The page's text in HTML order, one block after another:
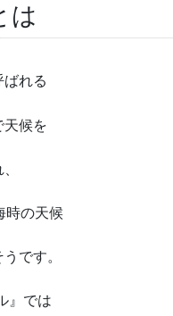
は
ばれる
天候を
時の天候
です。
』では